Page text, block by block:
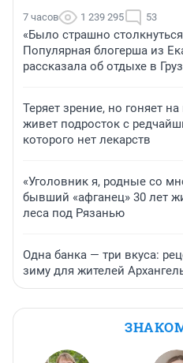
7 часов 1 239 295 53
«Было страшно
Популярная блогерша из
рассказала об отдыхе в
Теряет зрение, но гоняет
живет подросток с
которого нет лекарств
«Уголовник я, родные со
бывший «афганец» 30 лет
леса под Рязанью
Одна банка — три вкуса:
зиму для жителей